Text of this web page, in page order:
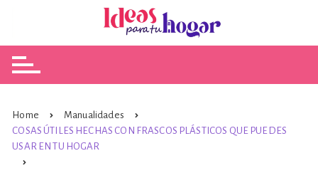
Home
Manualidades
COSAS ÚTILES HECHAS CON FRASCOS PLÁSTICOS QUE PUEDES
USAR EN TU HOGAR